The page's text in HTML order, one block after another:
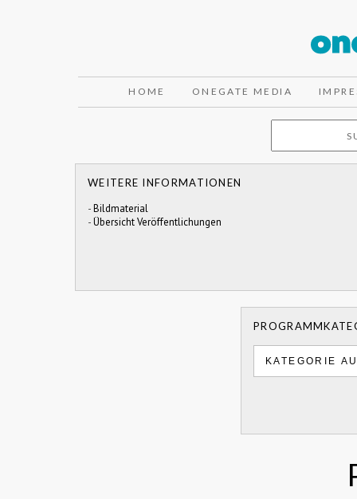
HOME ONEGATE MEDIA
WEITERE INFORMATIONEN
-Bildmaterial
-Übersicht Veröffentlichungen